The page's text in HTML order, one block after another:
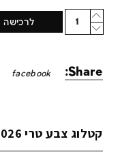
Quantity
לרכישה
Share:
facebook
קטלוג צבע טרי 2026